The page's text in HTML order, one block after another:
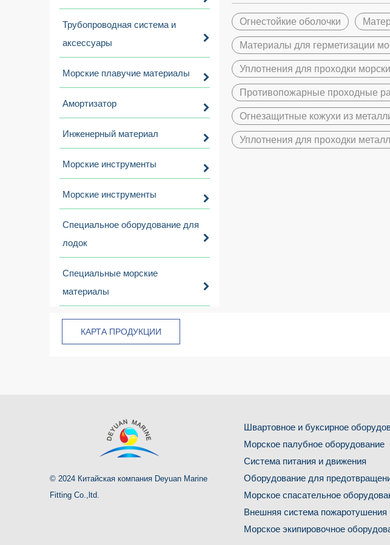
Трубопроводная система и
аксессуары
Морские плавучие материалы
Амортизатор
Инженерный материал
Морские инструменты
Морские инструменты
Специальное оборудование для
лодок
Специальные морские
материалы
Огнестойкие оболочки
Материалы для герметизации
Уплотнения для проходки
Противопожарные проходные
Огнезащитные кожухи из
Уплотнения для проходки
КАРТА ПРОДУКЦИИ
© 2024 Китайская компания Deyuan Marine
Fitting Co.,ltd.
Швартовное и буксирное
Морское палубное оборудование
Система питания и движения
Оборудование для
Морское спасательное
Внешняя система пожаротушения
Морское экипировочное